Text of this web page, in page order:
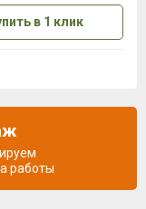
в 1 клик
работы